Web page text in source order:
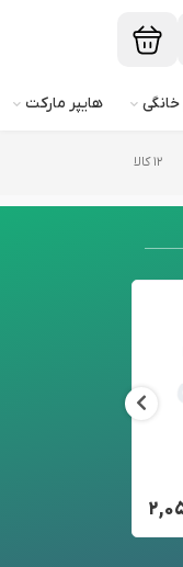
خانگی هایپر مارکت
۱۲ کالا